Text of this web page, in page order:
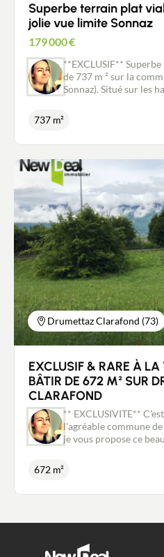
Superbe terrain plat
jolie vue limite Sonnaz
179 000€
**EXCLUSIF** Superbe terrain complètement plat
de 737 m ² sur la
Sonnaz). Situé sur les hauteurs avec une jolie
majestueuse allée
dessert 3 autres
maison déjà existante
de bien est rare, alors
Les informations sur
est exposé sont
www.georisques.gouv.fr Pour tout
complémentaire ou
Stéphanie
mandataire
inscrit au RSAC de
soumis au DPE
737 m²
Drumettaz Clarafond (73)
EXCLUSIF & RARE À
BÂTIR DE 672 M² SUR
CLARAFOND
** EXCLUSIVITE** C'est au Sud d'Aix-les-Bains sur
l'agréable commune
je vous propose ce
commerces...) et
vendu libre de
672 m²